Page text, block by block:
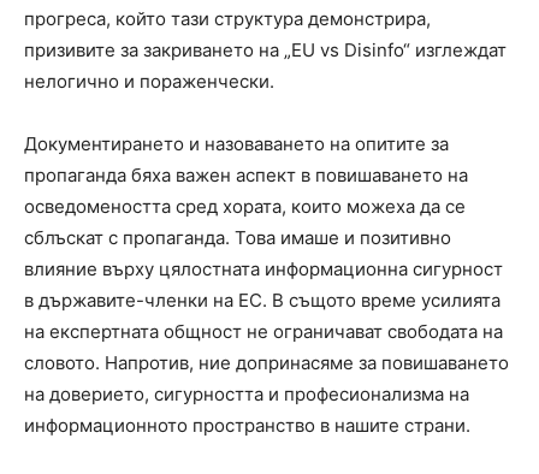
прогреса, който тази структура демонстрира,
призивите за закриването на „EU vs Disinfo“ изглеждат
нелогично и пораженчески.
Документирането и назоваването на опитите за
пропаганда бяха важен аспект в повишаването на
осведомеността сред хората, които можеха да се
сблъскат с пропаганда. Това имаше и позитивно
влияние върху цялостната информационна сигурност
в държавите-членки на ЕС. В същото време усилията
на експертната общност не ограничават свободата на
словото. Напротив, ние допринасяме за повишаването
на доверието, сигурността и професионализма на
информационното пространство в нашите страни.